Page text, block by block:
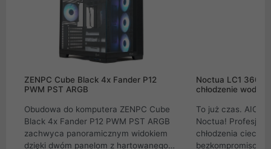
ZENPC Cube Black 4x Fander P12
PWM PST ARGB
Obudowa do komputera ZENPC Cube
Black 4x Fander P12 PWM PST ARGB
zachwyca panoramicznym widokiem
dzięki dwóm panelom z hartowanego
Noctua LC1
chłodzenie wodne
To już czas. AIO
Noctua!
chłodzenia cieczą